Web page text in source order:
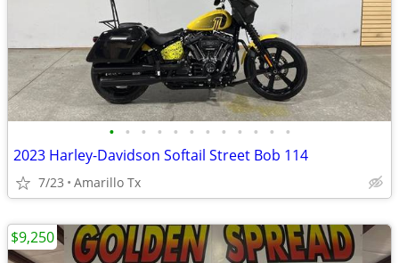
• • • • • • • • • • • •
2023 Harley-Davidson Softail Street Bob 114
7/23 Amarillo Tx
$9,250